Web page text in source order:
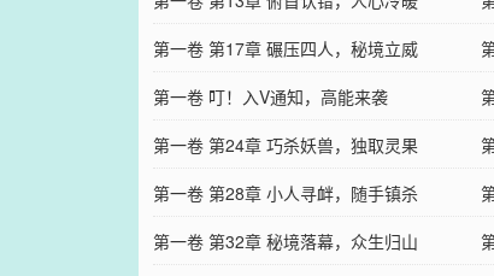
第一卷 第17章 碾压四人，秘境立威
第一卷 叮！入V通知，高能来袭
第一卷 第24章 巧杀妖兽，独取灵果
第一卷 第28章 小人寻衅，随手镇杀
第一卷 第32章 秘境落幕，众生归山